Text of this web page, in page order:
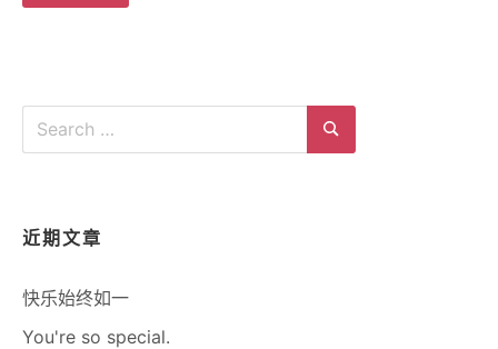
Search
Search
近期文章
快乐始终如一
You're so special.